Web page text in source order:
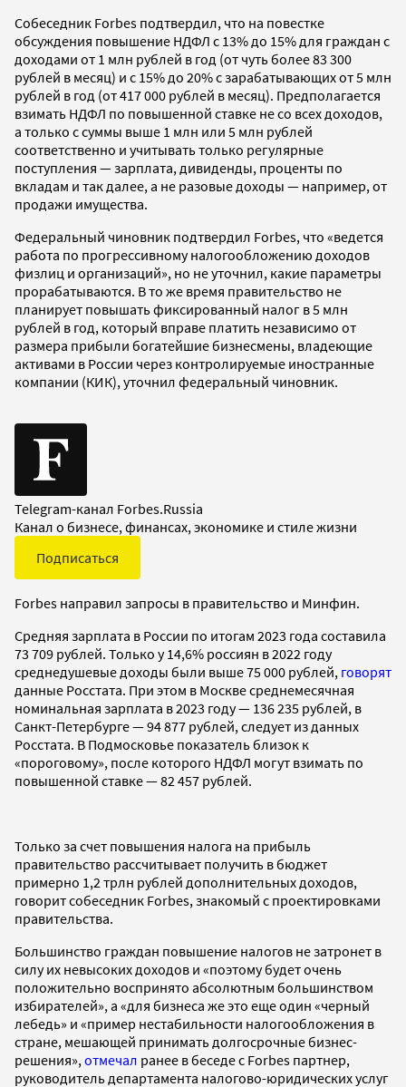
Собеседник Forbes подтвердил, что на повестке
обсуждения повышение НДФЛ с 13% до 15% для граждан с
доходами от 1 млн рублей в год (от чуть более 83 300
рублей в месяц) и с 15% до 20% с зарабатывающих от 5 млн
рублей в год (от 417 000 рублей в месяц). Предполагается
взимать НДФЛ по повышенной ставке не со всех доходов,
а только с суммы выше 1 млн или 5 млн рублей
соответственно и учитывать только регулярные
поступления — зарплата, дивиденды, проценты по
вкладам и так далее, а не разовые доходы — например, от
продажи имущества.
Федеральный чиновник подтвердил Forbes, что «ведется
работа по прогрессивному налогообложению доходов
физлиц и организаций», но не уточнил, какие параметры
прорабатываются. В то же время правительство не
планирует повышать фиксированный налог в 5 млн
рублей в год, который вправе платить независимо от
размера прибыли богатейшие бизнесмены, владеющие
активами в России через контролируемые иностранные
компании (КИК), уточнил федеральный чиновник.
Telegram-канал Forbes.Russia
Канал о бизнесе, финансах, экономике и стиле жизни
Подписаться
Forbes направил запросы в правительство и Минфин.
Средняя зарплата в России по итогам 2023 года составила
73 709 рублей. Только у 14,6% россиян в 2022 году
среднедушевые доходы были выше 75 000 рублей, говорят
данные Росстата. При этом в Москве среднемесячная
номинальная зарплата в 2023 году — 136 235 рублей, в
Санкт-Петербурге — 94 877 рублей, следует из данных
Росстата. В Подмосковье показатель близок к
«пороговому», после которого НДФЛ могут взимать по
повышенной ставке — 82 457 рублей.
Только за счет повышения налога на прибыль
правительство рассчитывает получить в бюджет
примерно 1,2 трлн рублей дополнительных доходов,
говорит собеседник Forbes, знакомый с проектировками
правительства.
Большинство граждан повышение налогов не затронет в
силу их невысоких доходов и «поэтому будет очень
положительно воспринято абсолютным большинством
избирателей», а «для бизнеса же это еще один «черный
лебедь» и «пример нестабильности налогообложения в
стране, мешающей принимать долгосрочные бизнес-
решения», отмечал ранее в беседе с Forbes партнер,
руководитель департамента налогово-юридических услуг